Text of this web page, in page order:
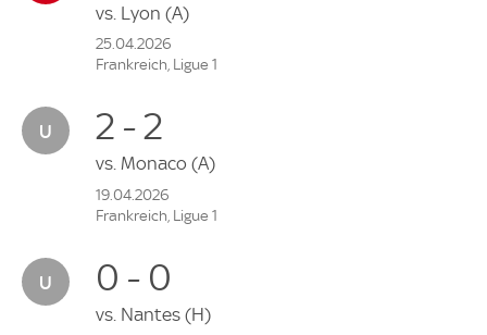
vs. Lyon (A)
25.04.2026
Frankreich, Ligue 1
2 - 2
vs. Monaco (A)
19.04.2026
Frankreich, Ligue 1
0 - 0
vs. Nantes (H)